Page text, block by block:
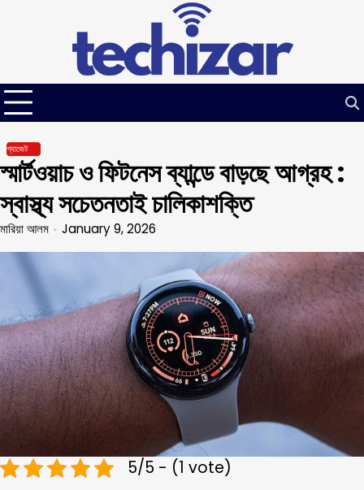
গ্যাজেট
স্মার্টওয়াচ ও ফিটনেস ব্যান্ডে বাড়ছে আগ্রহ :
স্বাস্থ্য সচেতনতাই চালিকাশক্তি
মারিয়া আলম January 9, 2026
5/5 - (1 vote)